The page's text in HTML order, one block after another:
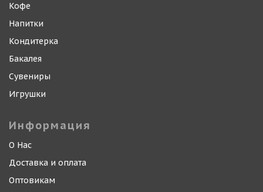
Кофе
Напитки
Кондитерка
Бакалея
Сувениры
Игрушки
Информация
О Нас
Доставка и оплата
Оптовикам